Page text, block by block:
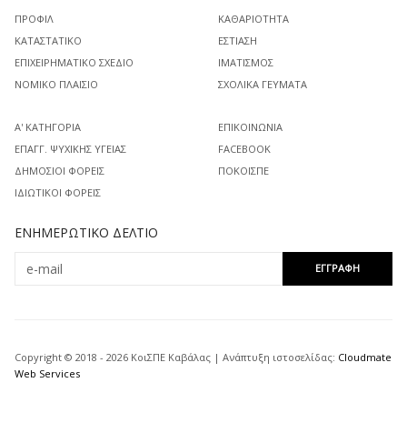
ΠΡΟΦΊΛ
ΚΑΤΑΣΤΑΤΙΚΌ
ΕΠΙΧΕΙΡΗΜΑΤΙΚΌ ΣΧΈΔΙΟ
ΝΟΜΙΚΌ ΠΛΑΊΣΙΟ
ΚΑΘΑΡΙΌΤΗΤΑ
ΕΣΤΊΑΣΗ
ΙΜΑΤΙΣΜΌΣ
ΣΧΟΛΙΚΆ ΓΕΎΜΑΤΑ
Α' ΚΑΤΗΓΟΡΊΑ
ΕΠΑΓΓ. ΨΥΧΙΚΉΣ ΥΓΕΊΑΣ
ΔΗΜΌΣΙΟΙ ΦΟΡΕΊΣ
ΙΔΙΩΤΙΚΟΊ ΦΟΡΕΊΣ
ΕΠΙΚΟΙΝΩΝΊΑ
FACEBOOK
ΠΟΚΟΙΣΠΕ
ΕΝΗΜΕΡΩΤΙΚΌ ΔΕΛΤΊΟ
Copyright © 2018 - 2026 ΚοιΣΠΕ Καβάλας | Ανάπτυξη ιστοσελίδας: Cloudmate
Web Services